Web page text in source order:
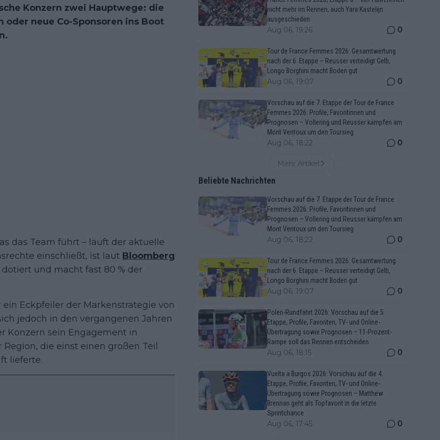
Konzern zwei Hauptwege: die
oder neue Co-Sponsoren ins Boot
das Team führt – läuft der aktuelle
einschließt, ist laut Bloomberg
und macht fast 80 % der
Eckpfeiler der Markenstrategie von
jedoch in den vergangenen Jahren
Konzern sein Engagement in
die einst einen großen Teil
lieferte.
nicht mehr im Rennen, auch Yara Kastelijn
ausgeschieden
Aug 06, 19:26 0
Tour de France Femmes 2026: Gesamtwertung
nach der 6. Etappe – Reusser verteidigt Gelb,
Longo Borghini macht Boden gut
Aug 06, 19:07 0
Vorschau auf die 7. Etappe der Tour de France
Femmes 2026: Profile, Favoritinnen und
Prognosen – Vollering und Reusser kämpfen am
Mont Ventoux um den Toursieg
Aug 06, 18:22 0
Mehr Artikel
Beliebte Nachrichten
Vorschau auf die 7. Etappe der Tour de France
Femmes 2026: Profile, Favoritinnen und
Prognosen – Vollering und Reusser kämpfen am
Mont Ventoux um den Toursieg
Aug 06, 18:22 0
Tour de France Femmes 2026: Gesamtwertung
nach der 6. Etappe – Reusser verteidigt Gelb,
Longo Borghini macht Boden gut
Aug 06, 19:07 0
Polen-Rundfahrt 2026: Vorschau auf die 5.
Etappe, Profile, Favoriten, TV- und Online-
Übertragung sowie Prognosen – 11-Prozent-
Rampe soll das Rennen entscheiden
Aug 06, 18:15 0
Vuelta a Burgos 2026: Vorschau auf die 4.
Etappe, Profile, Favoriten, TV- und Online-
Übertragung sowie Prognosen – Matthew
Brennan geht als Topfavorit in die letzte
Sprintchance
Aug 06, 17:45 0